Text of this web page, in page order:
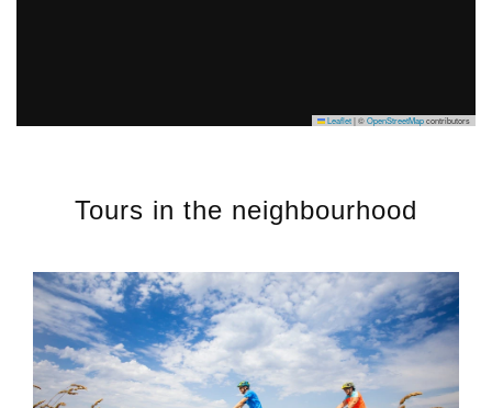
Leaflet|©OpenStreetMapcontributors
Tours in the neighbourhood